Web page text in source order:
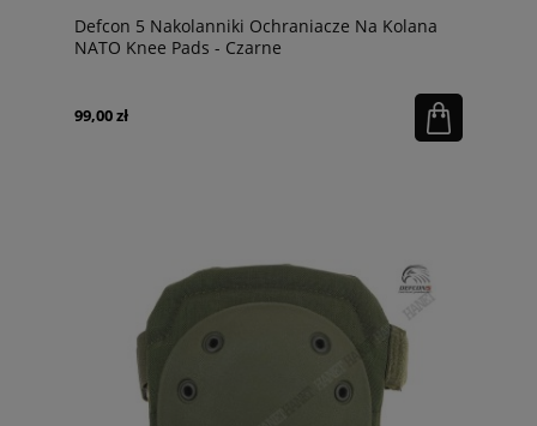
Defcon 5 Nakolanniki Ochraniacze Na Kolana
NATO Knee Pads - Czarne
99,00 zł